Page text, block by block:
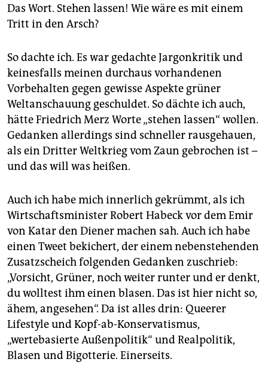
Das Wort. Stehen lassen! Wie wäre es mit einem
Tritt in den Arsch?
So dachte ich. Es war gedachte Jargonkritik und
keinesfalls meinen durchaus vorhandenen
Vorbehalten gegen gewisse Aspekte grüner
Weltanschauung geschuldet. So dächte ich auch,
hätte Friedrich Merz Worte „stehen lassen“ wollen.
Gedanken allerdings sind schneller rausgehauen,
als ein Dritter Weltkrieg vom Zaun gebrochen ist –
und das will was heißen.
Auch ich habe mich innerlich gekrümmt, als ich
Wirtschaftsminister Robert Habeck vor dem Emir
von Katar den Diener machen sah. Auch ich habe
einen Tweet bekichert, der einem nebenstehenden
Zusatzscheich folgenden Gedanken zuschrieb:
„Vorsicht, Grüner, noch weiter runter und er denkt,
du wolltest ihm einen blasen. Das ist hier nicht so,
ähem, angesehen“. Da ist alles drin: Queerer
Lifestyle und Kopf-ab-Konservatismus,
„wertebasierte Außenpolitik“ und Realpolitik,
Blasen und Bigotterie. Einerseits.